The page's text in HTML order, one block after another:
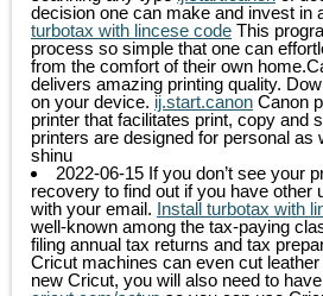
decision one can make and invest in
turbotax with lincese code This
process so simple that one can
from the comfort of their own
delivers amazing printing quality.
on your device. ij.start.canon Canon
printer that facilitates print, copy and
printers are designed for personal as
shinu
2022-06-15 If you don’t see your
recovery to find out if you have other
with your email. Install turbotax with
well-known among the tax-paying
filing annual tax returns and tax
Cricut machines can even cut
new Cricut, you will also need to